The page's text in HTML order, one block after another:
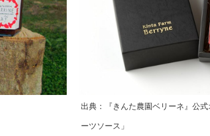
出典：『きんた農園ベリーネ』公
ーツソース」